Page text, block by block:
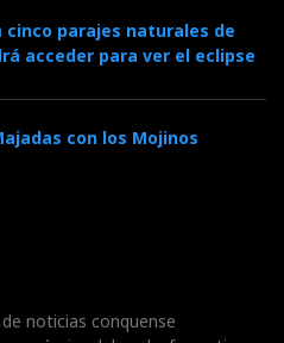
cinco parajes naturales de
acceder para ver el eclipse
con los Mojinos
noticias conquense